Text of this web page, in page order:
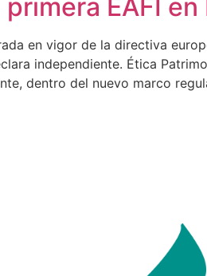
primera EAFI
en vigor de la directiva
independiente. Ética
dentro del nuevo marco